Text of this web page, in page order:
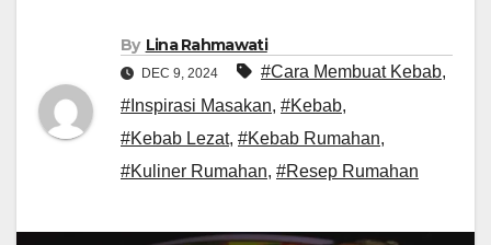
By Lina Rahmawati
DEC 9, 2024 #Cara Membuat Kebab,
#Inspirasi Masakan, #Kebab,
#Kebab Lezat, #Kebab Rumahan,
#Kuliner Rumahan, #Resep Rumahan